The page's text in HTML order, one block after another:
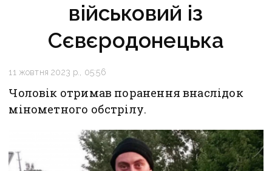
військовий із
Сєвєродонецька
11 жовтня 2023 р., 05:56
Чоловік отримав поранення внаслідок
мінометного обстрілу.